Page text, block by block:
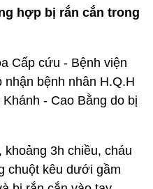
hợp bị rắn cắn trong
Cấp cứu - Bệnh viện
bệnh nhân H.Q.H
- Cao Bằng do bị
3h chiều, cháu
chuột kêu dưới gầm